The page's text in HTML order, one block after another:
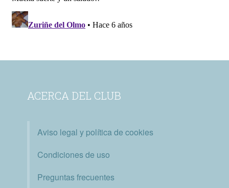
ACERCA DEL CLUB
Aviso legal y política de cookies
Condiciones de uso
Preguntas frecuentes